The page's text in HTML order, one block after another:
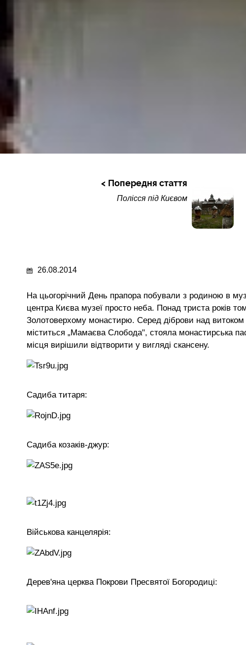
Попередня стаття
Полісся під Києвом
26.08.2014
На цьогорічний День прапора побували з родиною в
центра Києва музеї просто неба. Понад триста років
Золотоверхому монастирю. Серед діброви над
міститься „Мамаєва Слобода", стояла монастирська
місця вирішили відтворити у вигляді скансену.
Садиба титаря:
Садиба козаків-джур:
Військова канцелярія:
Дерев'яна церква Покрови Пресвятої Богородиці: